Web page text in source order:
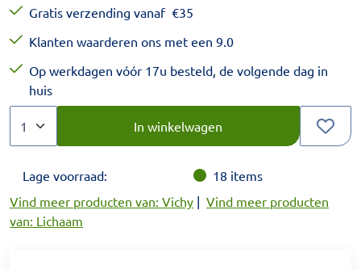
Gratis verzending vanaf €35
Klanten waarderen ons met een 9.0
Op werkdagen vóór 17u besteld, de volgende dag in
huis
In winkelwagen
Lage voorraad: 18 items
Vind meer producten van: Vichy | Vind meer producten
van: Lichaam